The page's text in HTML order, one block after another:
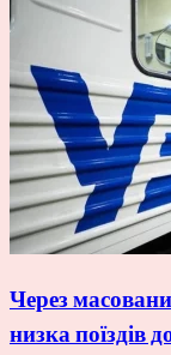
Через
низка поїздів